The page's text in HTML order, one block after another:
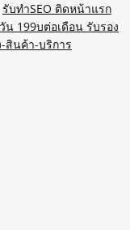
รับทำSEO ติดหน้าแรก
น 199บต่อเดือน รับรอง
สินค้า-บริการ